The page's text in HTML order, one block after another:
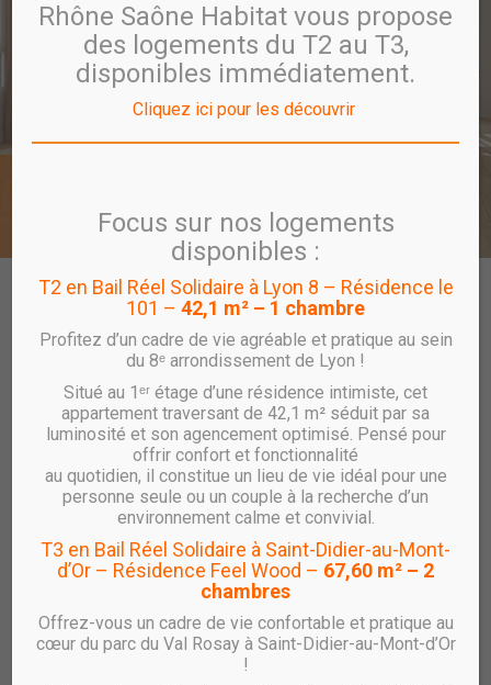
SYMBIOSE
CARTE PROGRAMME
VISITE VIRTUELLE
PROGRAMMES EN COMMERCIALISATION
Vente SYMBIOSE – T3 – A2b.41
Offre spéciale – Frais de notaire offerts**
Appartement T3 Neuf avec Balcon – Résidence
SYMBIOSE à Rillieux-la-Pape
RHÔNE SAÔNE HABITAT vous propose un
T3 au 4ᵉ étage avec balcon, au sein de la résidence
SYMBIOSE , située dans le quartier en plein renouveau de
Sermenaz à Rillieux-la-Pape
Rhône Saône Habitat vous propose
des logements du T2 au T3,
disponibles immédiatement.
Cliquez ici pour les découvrir
Focus sur nos logements
disponibles :
T2 en Bail Réel Solidaire à Lyon 8 – Résidence le
101 – 42,1 m² – 1 chambre
Profitez d’un cadre de vie agréable et pratique au sein
du 8ᵉ arrondissement de Lyon !
Situé au 1ᵉʳ étage d’une résidence intimiste, cet
appartement traversant de 42,1 m² séduit par sa
luminosité et son agencement optimisé. Pensé pour
offrir confort et fonctionnalité
au quotidien, il constitue un lieu de vie idéal pour une
personne seule ou un couple à la recherche d’un
environnement calme et convivial.
T3 en Bail Réel Solidaire à Saint-Didier-au-Mont-
d’Or – Résidence Feel Wood – 67,60 m² – 2
chambres
Offrez-vous un cadre de vie confortable et pratique au
cœur du parc du Val Rosay à Saint-Didier-au-Mont-d’Or
!